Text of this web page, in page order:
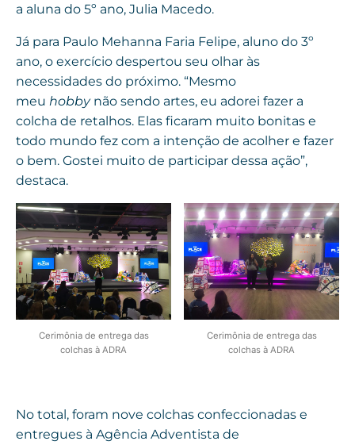
a aluna do 5º ano, Julia Macedo.
Já para Paulo Mehanna Faria Felipe, aluno do 3º
ano, o exercício despertou seu olhar às
necessidades do próximo. “Mesmo
meu hobbynão sendo artes, eu adorei fazer a
colcha de retalhos. Elas ficaram muito bonitas e
todo mundo fez com a intenção de acolher e fazer
o bem. Gostei muito de participar dessa ação”,
destaca.
Cerimônia de entrega das
colchas à ADRA
Cerimônia de entrega das
colchas à ADRA
No total, foram nove colchas confeccionadas e
entregues à Agência Adventista de